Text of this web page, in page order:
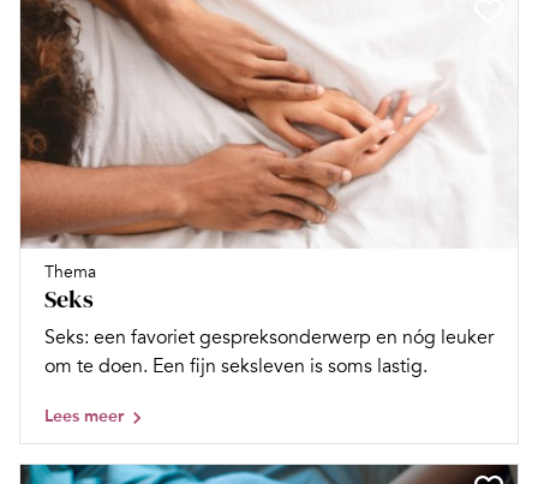
Thema
Seks
Seks: een favoriet gespreksonderwerp en nóg leuker
om te doen. Een fijn seksleven is soms lastig.
Lees meer